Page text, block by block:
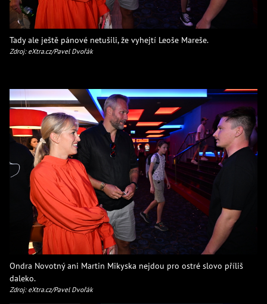
Tady ale ještě pánové netušili, že vyhejtí Leoše Mareše.
Zdroj: eXtra.cz/Pavel Dvořák
Ondra Novotný ani Martin Mikyska nejdou pro ostré slovo příliš
daleko.
Zdroj: eXtra.cz/Pavel Dvořák